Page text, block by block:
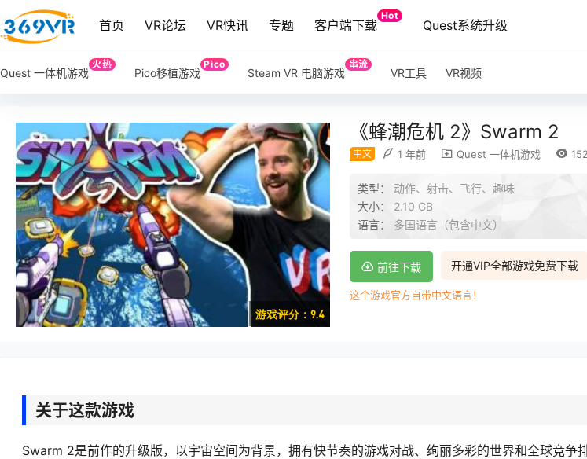
首页 VR论坛 VR快讯 专题 客户端下载
Hot
Quest系统升级
Quest 一体机游戏
火热
Pico移植游戏
Pico
Steam VR 电脑游戏
串流
VR工具 VR视频
游戏评分：9.4
《蜂潮危机 2》Swarm 2
中文 1 年前 Quest 一体机游戏 152
类型： 动作、射击、飞行、趣味
大小： 2.10 GB
语言： 多国语言（包含中文）
开通VIP全部游戏免费下载
前往下载
这个游戏官方自带中文语言！
关于这款游戏
Swarm 2是前作的升级版，以宇宙空间为背景，拥有快节奏的游戏对战、绚丽多彩的世界和全球竞争